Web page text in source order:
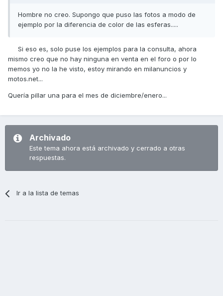
Hombre no creo. Supongo que puso las fotos a modo de
ejemplo por la diferencia de color de las esferas.....
Si eso es, solo puse los ejemplos para la consulta, ahora
mismo creo que no hay ninguna en venta en el foro o por lo
memos yo no la he visto, estoy mirando en milanuncios y
motos.net...
Quería pillar una para el mes de diciembre/enero...
Archivado
Este tema ahora está archivado y cerrado a otras
respuestas.
Ir a la lista de temas